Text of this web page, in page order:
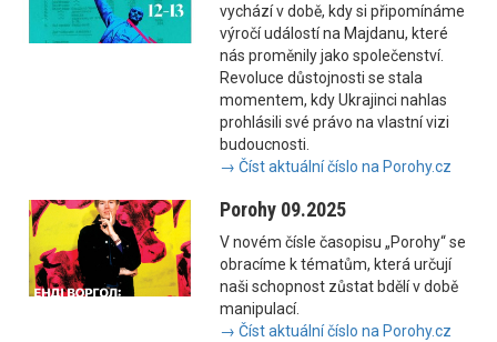
vychází v době, kdy si připomínáme
výročí událostí na Majdanu, které
nás proměnily jako společenství.
Revoluce důstojnosti se stala
momentem, kdy Ukrajinci nahlas
prohlásili své právo na vlastní vizi
budoucnosti.
→ Číst aktuální číslo na Porohy.cz
Porohy 09.2025
V novém čísle časopisu „Porohy“ se
obracíme k tématům, která určují
naši schopnost zůstat bdělí v době
manipulací.
→ Číst aktuální číslo na Porohy.cz